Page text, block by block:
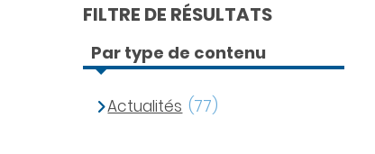
FILTRE DE RÉSULTATS
Par type de contenu
Actualités (77)